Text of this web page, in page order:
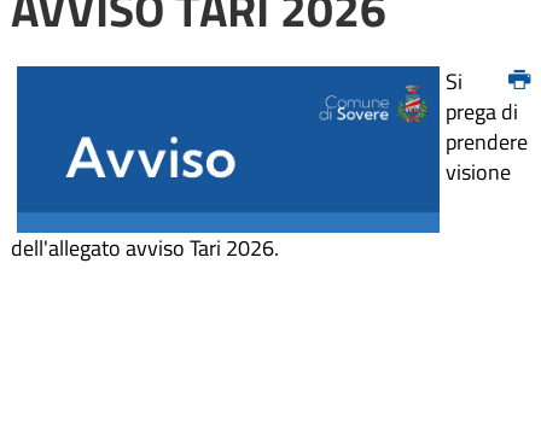
Si
prega di
prendere
visione
dell'allegato avviso Tari 2026.